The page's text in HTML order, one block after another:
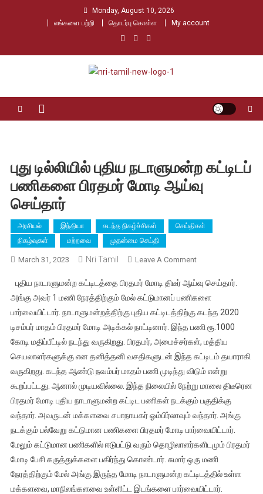
Monday, August 10, 2026
எங்களை பற்றி
தொடர்பு கொள்ள My account
Nri Tamil
புது டில்லியில் புதிய நடாளுமன்ற கட்டிடப்
பணிகளை பிரதமர் மோடி ஆய்வு
செய்தார்
அரசியல் இந்தியா கடந்த நிகழ்ச்சிகள்
செய்திகள்
நிகழ்வுகள்
மற்றவை முதன்மை செய்தி
March 31, 2023 Nri Tamil Leave A CommentOn
டில்லியில்
புதிய
நடாளுமன்ற
கட்டிடப்
பணிகளை
பிரதமர்
மோடி
புதிய நாடாளுமன்ற கட்டிடத்தை பிரதமர் மோடி திடீர் ஆய்வு செய்தார்.
அங்கு அவர் 1 மணி நேரத்திற்கும் மேல் கட்டுமானப் பணிகளை
பார்வையிட்டார். நாடாளுமன்றத்திற்கு புதிய கட்டிடத்திற்கு கடந்த 2020
டிசம்பர் மாதம் பிரதமர் மோடி அடிக்கல் நாட்டினார். இந்த பணி ரூ.1000
கோடி மதிப்பீட்டில் நடந்து வருகிறது. பிரதமர், அமைச்சர்கள், மத்திய
செயலாளர்களுக்கு என தனித்தனி வசதிகளுடன் இந்த கட்டிடம் தயாராகி
வருகிறது. கடந்த ஆண்டு நவம்பர் மாதம் பணி முடிந்து விடும் என்று
கூறப்பட்டது. ஆனால் முடியவில்லை. இந்த நிலையில் நேற்று மாலை திடீரென
பிரதமர் மோடி புதிய நாடாளுமன்ற கட்டிட பணிகள் நடக்கும் பகுதிக்கு
வந்தார். அவருடன் மக்களவை சபாநாயகர் ஓம்பிர்லாவும் வந்தார். அங்கு
நடக்கும் பல்வேறு கட்டுமான பணிகளை பிரதமர் மோடி பார்வையிட்டார்.
மேலும் கட்டுமான பணிகளில் ஈடுபட்டு வரும் தொழிலாளர்களிடமும் பிரதமர்
மோடி பேசி கருத்துக்களை பகிர்ந்து கொண்டார். சுமார் ஒரு மணி
நேரத்திற்கும் மேல் அங்கு இருந்த மோடி நாடாளுமன்ற கட்டிடத்தில் உள்ள
மக்களவை, மாநிலங்களவை உள்ளிட்ட இடங்களை பார்வையிட்டார்.